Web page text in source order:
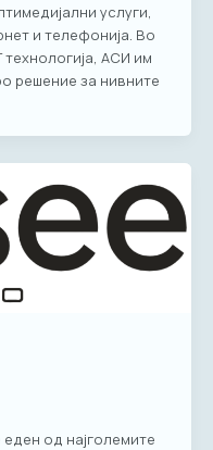
услуги,
и телефонија. Во
АСИ им
решение за нивните
еден од најголемите